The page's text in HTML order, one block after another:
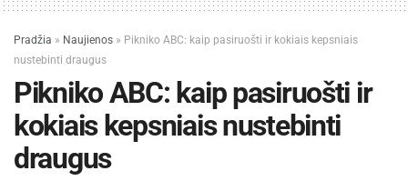
Pradžia » Naujienos » Pikniko ABC: kaip pasiruošti ir kokiais kepsniais
nustebinti draugus
Pikniko ABC: kaip pasiruošti ir
kokiais kepsniais nustebinti
draugus